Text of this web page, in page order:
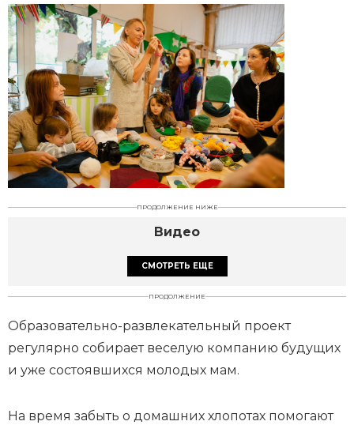
ПРОДОЛЖЕНИЕ НИЖЕ
Видео
СМОТРЕТЬ ЕЩЕ
ПРОДОЛЖЕНИЕ
Образовательно-развлекательный проект
регулярно собирает веселую компанию будущих
и уже состоявшихся молодых мам.
На время забыть о домашних хлопотах помогают